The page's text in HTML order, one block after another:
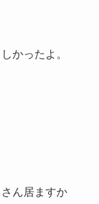
かったよ。
ん居ますか